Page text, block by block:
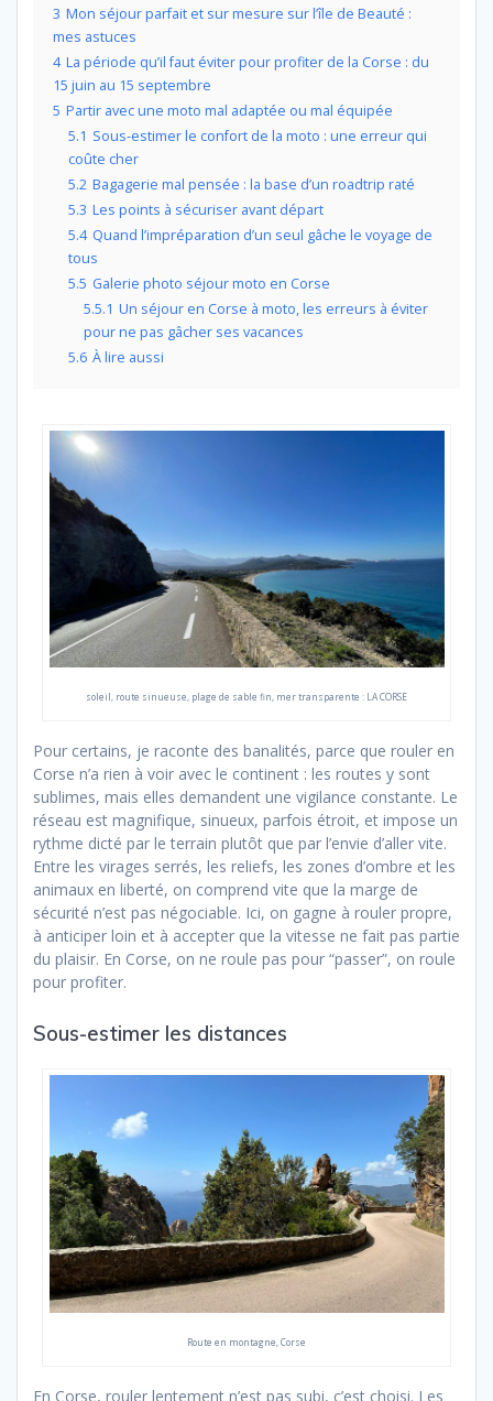
3 Mon séjour parfait et sur mesure sur l’île de Beauté :
mes astuces
4 La période qu’il faut éviter pour profiter de la Corse : du
15 juin au 15 septembre
5 Partir avec une moto mal adaptée ou mal équipée
5.1 Sous-estimer le confort de la moto : une erreur qui
coûte cher
5.2 Bagagerie mal pensée : la base d’un roadtrip raté
5.3 Les points à sécuriser avant départ
5.4 Quand l’impréparation d’un seul gâche le voyage de
tous
5.5 Galerie photo séjour moto en Corse
5.5.1 Un séjour en Corse à moto, les erreurs à éviter
pour ne pas gâcher ses vacances
5.6 À lire aussi
soleil, route sinueuse, plage de sable fin, mer transparente : LA CORSE
Pour certains, je raconte des banalités, parce que rouler en
Corse n’a rien à voir avec le continent : les routes y sont
sublimes, mais elles demandent une vigilance constante. Le
réseau est magnifique, sinueux, parfois étroit, et impose un
rythme dicté par le terrain plutôt que par l’envie d’aller vite.
Entre les virages serrés, les reliefs, les zones d’ombre et les
animaux en liberté, on comprend vite que la marge de
sécurité n’est pas négociable. Ici, on gagne à rouler propre,
à anticiper loin et à accepter que la vitesse ne fait pas partie
du plaisir. En Corse, on ne roule pas pour “passer”, on roule
pour profiter.
Sous-estimer les distances
Route en montagne, Corse
En Corse, rouler lentement n’est pas subi, c’est choisi. Les